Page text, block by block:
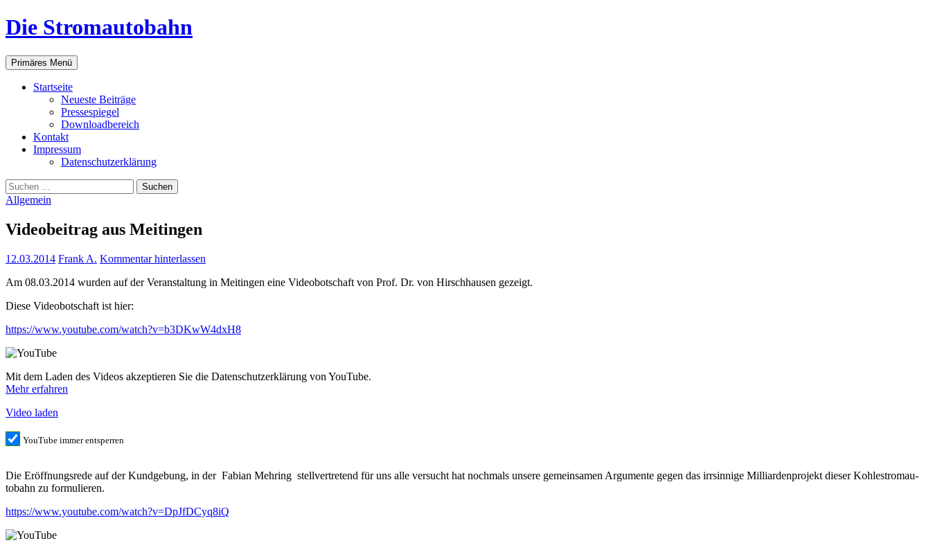
Zum
Inhalt
Die Stromautobahn
Suchen
Primäres Menü
Start­sei­te
Neu­es­te Beiträge
Pres­se­spie­gel
Down­load­be­reich
Kon­takt
Impres­sum
Daten­schutz­er­klä­rung
Suchen
nach:
Allgemein
Video­bei­trag aus Meitingen
12.03.2014 Frank A. Kommentar hinterlassen
Am 08.03.2014 wur­den auf der Ver­an­stal­tung in Meit­in­gen eine Video­bot­schaft von Prof. Dr. von Hirsch­hau­sen gezeigt.
Die­se Video­bot­schaft ist hier:
https://www.youtube.com/watch?v=b3DKwW4dxH8
Mit dem Laden des Vide­os akzep­tie­ren Sie die Daten­schutz­er­klä­rung von You­Tube.
Mehr erfah­ren
Video laden
You­Tube immer entsperren
Die Eröff­nungs­re­de auf der Kund­ge­bung, in der Fabi­an Meh­ring stell­ver­tre­tend für uns alle ver­sucht hat noch­mals unse­re gemein­sa­men Argu­men­te gegen das irr­sin­ni­ge Mil­li­ar­den­pro­jekt die­ser Koh­lestrom­au­
to­bahn zu formulieren.
https://www.youtube.com/watch?v=DpJfDCyq8iQ